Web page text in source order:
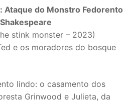
Ataque do Monstro Fedorento
stink monster – 2023)
e os moradores do bosque
lindo: o casamento dos
Grinwood e Julieta, da